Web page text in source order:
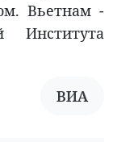
Вьетнам -
Института
ВИА